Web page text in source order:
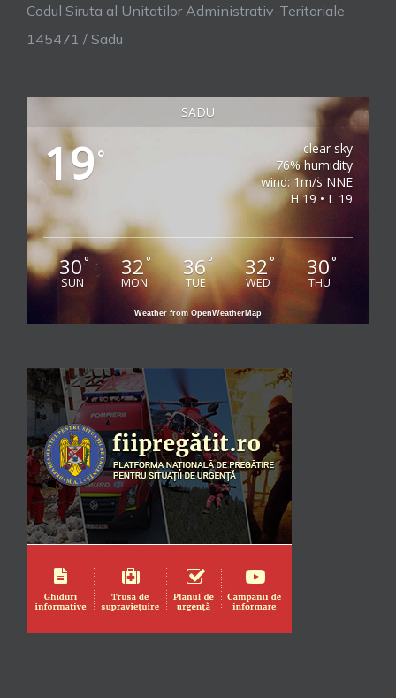
Codul Siruta al Unitatilor Administrativ-Teritoriale
145471 / Sadu
SADU
19°
clear sky
76% humidity
wind: 1m/s NNE
H 19 • L 19
30°
SUN
32°
MON
36°
TUE
32°
WED
30°
THU
Weather from OpenWeatherMap